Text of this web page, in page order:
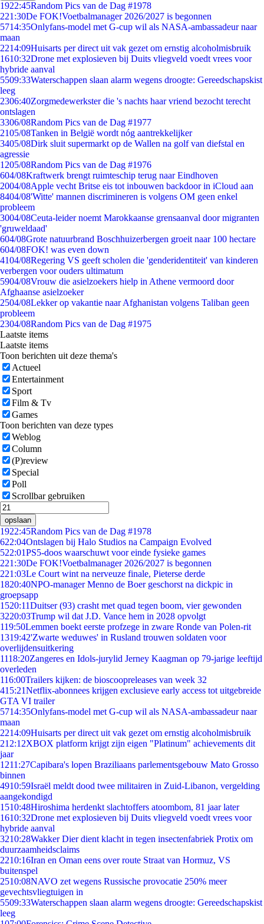
1922:45Random Pics van de Dag #1978
221:30De FOK!Voetbalmanager 2026/2027 is begonnen
5714:35Onlyfans-model met G-cup wil als NASA-ambassadeur naar
maan
2214:09Huisarts per direct uit vak gezet om ernstig alcoholmisbruik
1610:32Drone met explosieven bij Duits vliegveld voedt vrees voor
hybride aanval
5509:33Waterschappen slaan alarm wegens droogte: Gereedschapskist
leeg
2306:40Zorgmedewerkster die 's nachts haar vriend bezocht terecht
ontslagen
3306/08Random Pics van de Dag #1977
2105/08Tanken in België wordt nóg aantrekkelijker
3405/08Dirk sluit supermarkt op de Wallen na golf van diefstal en
agressie
1205/08Random Pics van de Dag #1976
604/08Kraftwerk brengt ruimteschip terug naar Eindhoven
2004/08Apple vecht Britse eis tot inbouwen backdoor in iCloud aan
8404/08'Witte' mannen discrimineren is volgens OM geen enkel
probleem
3004/08Ceuta-leider noemt Marokkaanse grensaanval door migranten
'gruweldaad'
604/08Grote natuurbrand Boschhuizerbergen groeit naar 100 hectare
604/08FOK! was even down
4104/08Regering VS geeft scholen die 'genderidentiteit' van kinderen
verbergen voor ouders ultimatum
5904/08Vrouw die asielzoekers hielp in Athene vermoord door
Afghaanse asielzoeker
2504/08Lekker op vakantie naar Afghanistan volgens Taliban geen
probleem
2304/08Random Pics van de Dag #1975
Laatste items
Laatste items
Toon berichten uit deze thema's
Actueel
Entertainment
Sport
Film & Tv
Games
Toon berichten van deze types
Weblog
Column
(P)review
Special
Poll
Scrollbar gebruiken
opslaan
1922:45Random Pics van de Dag #1978
622:04Ontslagen bij Halo Studios na Campaign Evolved
522:01PS5-doos waarschuwt voor einde fysieke games
221:30De FOK!Voetbalmanager 2026/2027 is begonnen
221:03Le Court wint na nerveuze finale, Pieterse derde
1820:40NPO-manager Menno de Boer geschorst na dickpic in
groepsapp
1520:11Duitser (93) crasht met quad tegen boom, vier gewonden
3220:03Trump wil dat J.D. Vance hem in 2028 opvolgt
119:50Lemmen boekt eerste profzege in zware Ronde van Polen-rit
1319:42'Zwarte weduwes' in Rusland trouwen soldaten voor
overlijdensuitkering
1118:20Zangeres en Idols-jurylid Jerney Kaagman op 79-jarige leeftijd
overleden
116:00Trailers kijken: de bioscoopreleases van week 32
415:21Netflix-abonnees krijgen exclusieve early access tot uitgebreide
GTA VI trailer
5714:35Onlyfans-model met G-cup wil als NASA-ambassadeur naar
maan
2214:09Huisarts per direct uit vak gezet om ernstig alcoholmisbruik
212:12XBOX platform krijgt zijn eigen "Platinum" achievements dit
jaar
1211:27Capibara's lopen Braziliaans parlementsgebouw Mato Grosso
binnen
4910:59Israël meldt dood twee militairen in Zuid-Libanon, vergelding
aangekondigd
1510:48Hiroshima herdenkt slachtoffers atoombom, 81 jaar later
1610:32Drone met explosieven bij Duits vliegveld voedt vrees voor
hybride aanval
3210:28Wakker Dier dient klacht in tegen insectenfabriek Protix om
duurzaamheidsclaims
2210:16Iran en Oman eens over route Straat van Hormuz, VS
buitenspel
2510:08NAVO zet wegens Russische provocatie 250% meer
gevechtsvliegtuigen in
5509:33Waterschappen slaan alarm wegens droogte: Gereedschapskist
leeg